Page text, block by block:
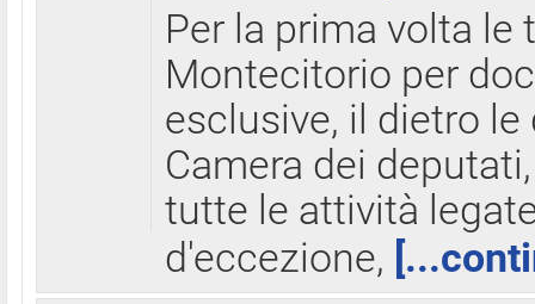
Per la prima volta le
Montecitorio per
esclusive, il dietro
Camera dei
tutte le attività
d'eccezione,